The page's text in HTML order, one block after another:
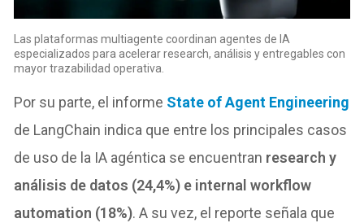
Las plataformas multiagente coordinan agentes de IA
especializados para acelerar research, análisis y entregables con
mayor trazabilidad operativa.
Por su parte, el informe State of Agent Engineering
de LangChain indica que entre los principales casos
de uso de la IA agéntica se encuentran research y
análisis de datos (24,4%) e internal workflow
automation (18%). A su vez, el reporte señala que